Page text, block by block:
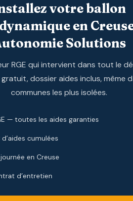
votre ballon
en
Solutions
RGE qui intervient dans tout le
dossier aides inclus, même
communes les plus isolées.
— toutes les aides garanties
cumulées
en Creuse
d’entretien